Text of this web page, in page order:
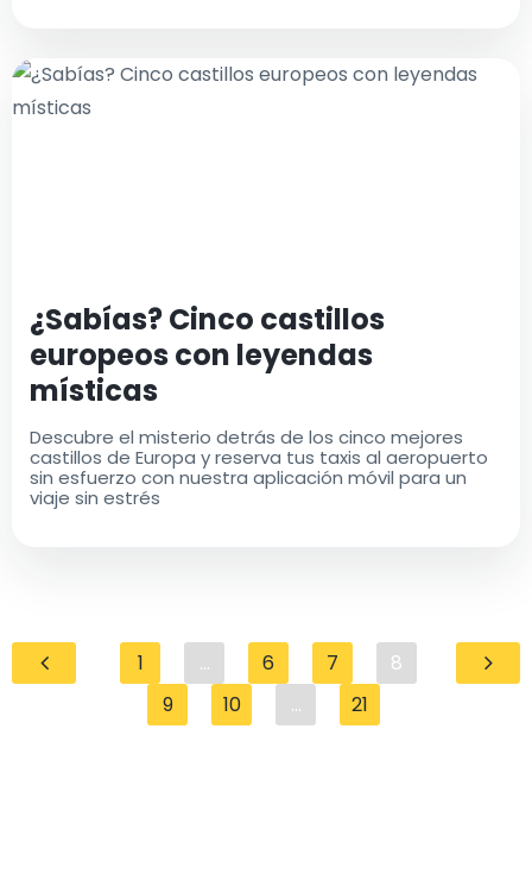
¿Sabías? Cinco castillos
europeos con leyendas
místicas
Descubre el misterio detrás de los cinco mejores
castillos de Europa y reserva tus taxis al aeropuerto
sin esfuerzo con nuestra aplicación móvil para un
viaje sin estrés
1 ... 6 7
8
9
10 ... 21